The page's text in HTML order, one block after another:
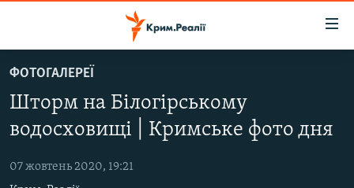
до
основного
матеріалу
Перейти
до
ВОДА.КРИМ
ВІДЕО ТА ФОТО
ПОЛІТИКА
ФОТОГАЛЕРЕЇ
Шторм на Білогірському
водосховищі | Кримське фото дня
07 жовтень 2020, 19:21